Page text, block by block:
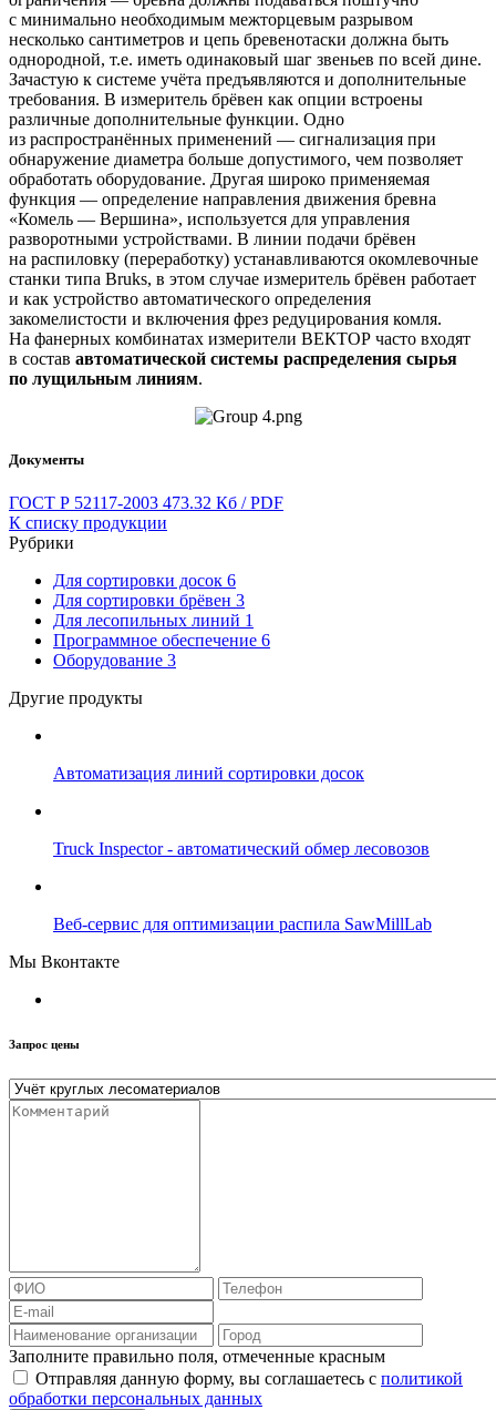
с минимально необходимым межторцевым разрывом
несколько сантиметров и цепь бревенотаски должна быть
однородной, т.е. иметь одинаковый шаг звеньев по всей дине.
Зачастую к системе учёта предъявляются и дополнительные
требования. В измеритель брёвен как опции встроены
различные дополнительные функции. Одно
из распространённых применений — сигнализация при
обнаружение диаметра больше допустимого, чем позволяет
обработать оборудование. Другая широко применяемая
функция — определение направления движения бревна
«Комель — Вершина», используется для управления
разворотными устройствами. В линии подачи брёвен
на распиловку (переработку) устанавливаются окомлевочные
станки типа Bruks, в этом случае измеритель брёвен работает
и как устройство автоматического определения
закомелистости и включения фрез редуцирования комля.
На фанерных комбинатах измерители ВЕКТОР часто входят
в состав автоматической системы распределения сырья
по лущильным линиям.
Документы
ГОСТ Р 52117-2003 473.32 Кб / PDF
К списку продукции
Рубрики
Для сортировки досок 6
Для сортировки брёвен 3
Для лесопильных линий 1
Программное обеспечение 6
Оборудование 3
Другие продукты
Автоматизация линий сортировки досок
Truck Inspector - автоматический обмер лесовозов
Веб-сервис для оптимизации распила SawMillLab
Мы Вконтакте
Запрос цены
Заполните правильно поля, отмеченные красным
Отправляя данную форму, вы соглашаетесь с политикой
обработки персональных данных